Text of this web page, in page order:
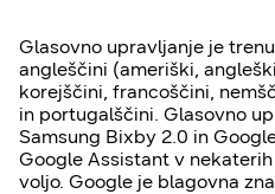
Glasovno upravljanje je
angleščini (ameriški,
korejščini, francoščini,
in portugalščini. Glasovno
Samsung Bixby 2.0 in
Google Assistant v
voljo. Google je blagovna